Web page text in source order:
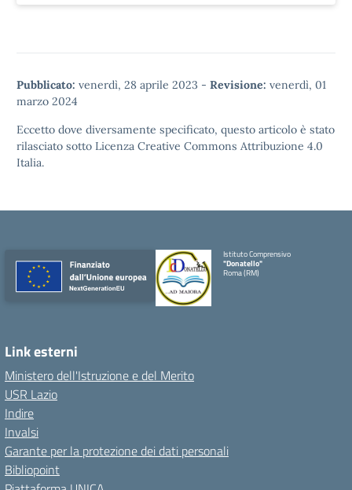
Pubblicato: venerdì, 28 aprile 2023 - Revisione: venerdì, 01
marzo 2024
Eccetto dove diversamente specificato, questo articolo è stato
rilasciato sotto Licenza Creative Commons Attribuzione 4.0
Italia.
Istituto Comprensivo
"Donatello"
Roma (RM)
Link esterni
Ministero dell'Istruzione e del Merito
USR Lazio
Indire
Invalsi
Garante per la protezione dei dati personali
Bibliopoint